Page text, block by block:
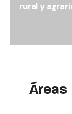
rural y
Áreas